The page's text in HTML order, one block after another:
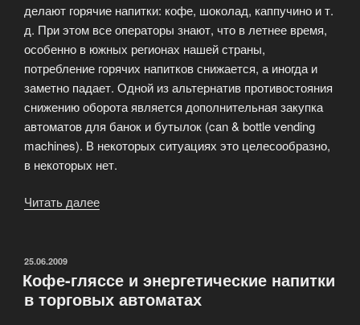
делают горячие напитки: кофе, шоколад, каппучино и т.
д. При этом все операторы знают, что в летнее время,
особенно в южных регионах нашей страны,
потребление горячих напитков снижается, а иногда и
заметно падает. Одной из альтернатив противостояния
снижению оборота является дополнительная закупка
автоматов для банок и бутылок (can & bottle vending
machines). В некоторых ситуациях это целесообразно,
в некоторых нет.
Читать далее
автоматов?
С
ОПУБЛИКОВАНО
25.06.2009
Кофе-гляссе и энергетические напитки
в торговых автоматах